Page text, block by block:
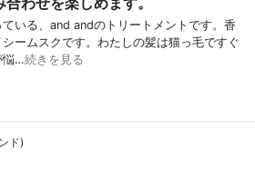
いる、and andのトリートメントです。香
ームスクです。わたしの髪は猫っ毛ですぐ
悩…続きを見る
ド)